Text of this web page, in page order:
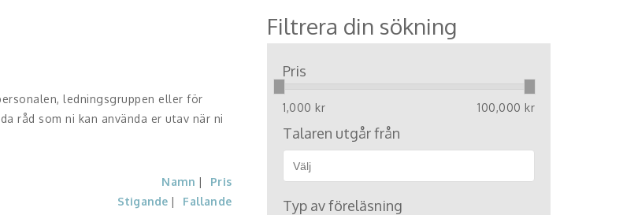
ledningsgruppen eller för
råd som ni kan använda er utav när ni
Namn
Pris
Stigande
Fallande
Filtrera din sökning
Pris
1,000 kr 100,000 kr
Talaren utgår från
Typ av föreläsning